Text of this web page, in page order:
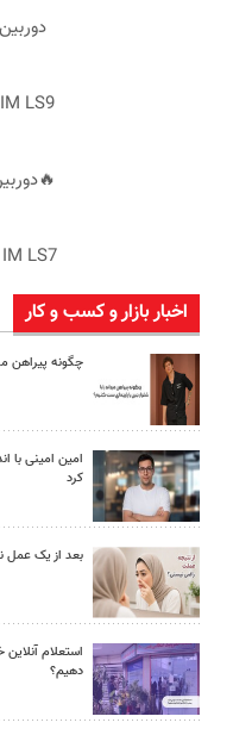
IM LS7 لوکس ترین شاسی بلند برقی ایران
اخبار بازار و کسب و کار
چگونه پیراهن
امین امینی با
کرد
بعد از یک عمل
استعلام
دهیم؟